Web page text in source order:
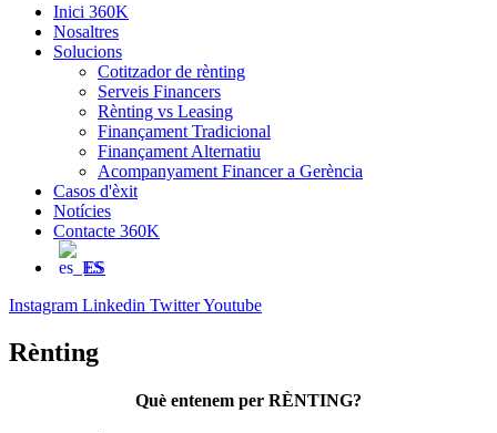
Inici 360K
Nosaltres
Solucions
Cotitzador de rènting
Serveis Financers
Rènting vs Leasing
Finançament Tradicional
Finançament Alternatiu
Acompanyament Financer a Gerència
Casos d'èxit
Notícies
Contacte 360K
ES
Instagram Linkedin TwitterYoutube
Rènting
Què entenem per RÈNTING?